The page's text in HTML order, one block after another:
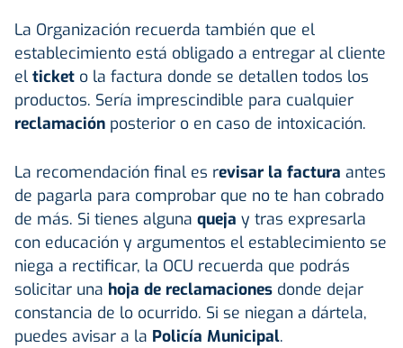
La Organización recuerda también que el
establecimiento está obligado a entregar al cliente
el ticket o la factura donde se detallen todos los
productos. Sería imprescindible para cualquier
reclamación posterior o en caso de intoxicación.
La recomendación final es revisar la factura antes
de pagarla para comprobar que no te han cobrado
de más. Si tienes alguna queja y tras expresarla
con educación y argumentos el establecimiento se
niega a rectificar, la OCU recuerda que podrás
solicitar una hoja de reclamaciones donde dejar
constancia de lo ocurrido. Si se niegan a dártela,
puedes avisar a la Policía Municipal.